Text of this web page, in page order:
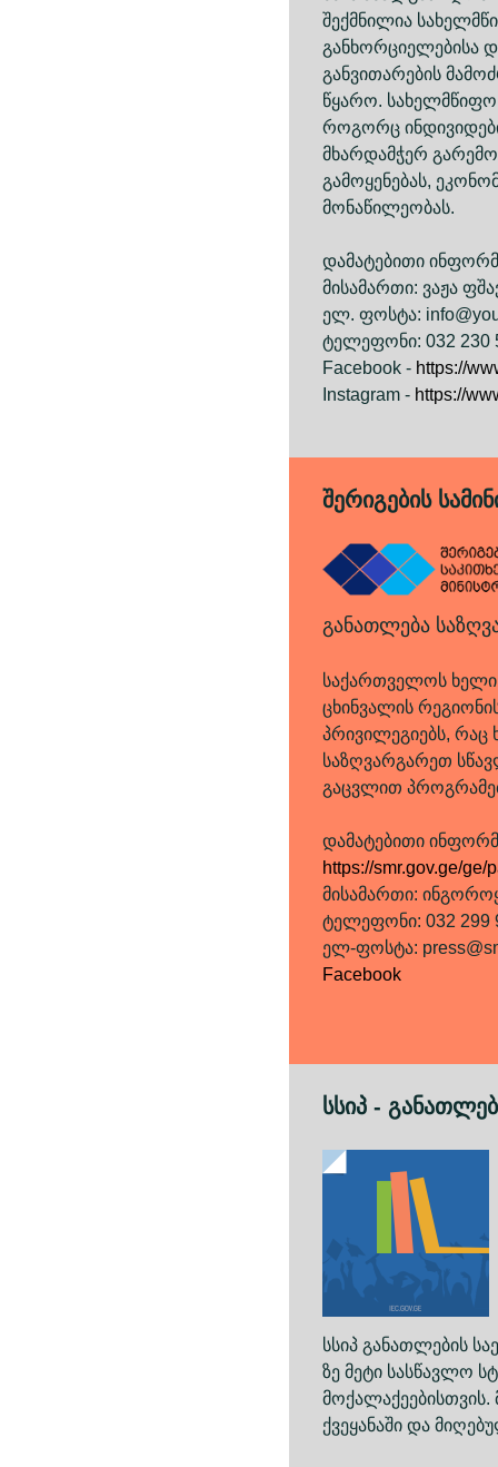
შექმნილია
განხორციელებისა
განვითარების
წყარო.
როგორც
მხარდამჭერ
გამოყენებას,
მონაწილეობას.
დამატებითი
მისამართი: ვაჟა
ელ. ფოსტა:
ტელეფონი: 032 230
Facebook - https://
Instagram - https://
შერიგების
განათლება
საქართველოს
ცხინვალის
პრივილეგიებს, რაც
საზღვარგარეთ
გაცვლით
დამატებითი
https://smr.gov.ge/
მისამართი:
ტელეფონი: 032 299
ელ-ფოსტა:
Facebook
სსიპ -
სსიპ განათლების
ზე მეტი სასწავლო
ქვეყანაში და